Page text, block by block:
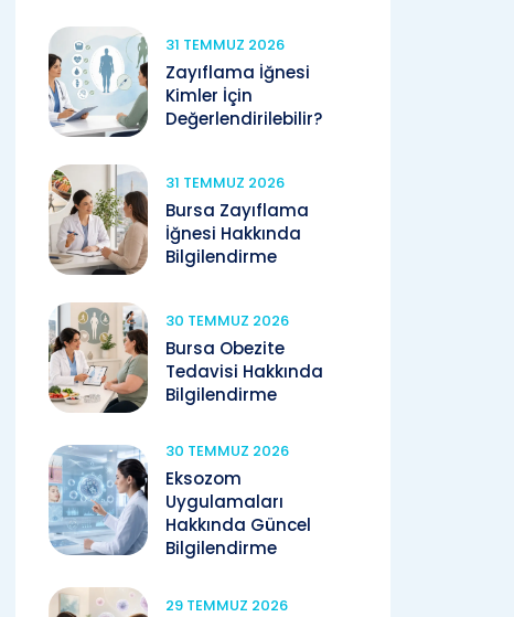
31 TEMMUZ 2026
Zayıflama İğnesi
Kimler İçin
Değerlendirilebilir?
31 TEMMUZ 2026
Bursa Zayıflama
İğnesi Hakkında
Bilgilendirme
30 TEMMUZ 2026
Bursa Obezite
Tedavisi Hakkında
Bilgilendirme
30 TEMMUZ 2026
Eksozom
Uygulamaları
Hakkında Güncel
Bilgilendirme
29 TEMMUZ 2026